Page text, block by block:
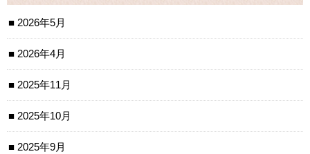
2026年5月
2026年4月
2025年11月
2025年10月
2025年9月